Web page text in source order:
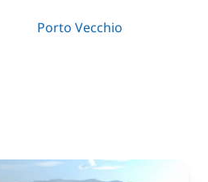
Porto Vecchio